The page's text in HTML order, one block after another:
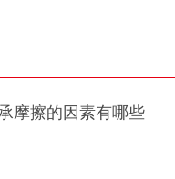
摩擦的因素有哪些